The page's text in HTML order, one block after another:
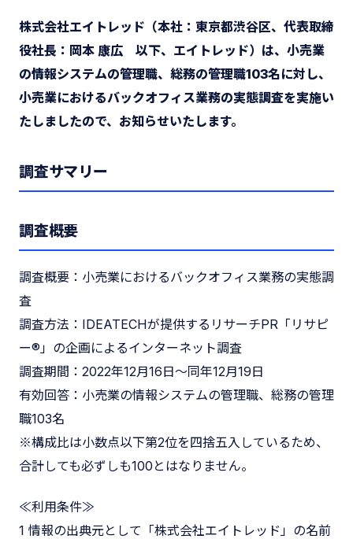
株式会社エイトレッド（本社：東京都渋谷区、代表取締
役社長：岡本 康広 以下、エイトレッド）は、小売業
の情報システムの管理職、総務の管理職103名に対し、
小売業におけるバックオフィス業務の実態調査を実施い
たしましたので、お知らせいたします。
調査サマリー
調査概要
調査概要：小売業におけるバックオフィス業務の実態調
査
調査方法：IDEATECHが提供するリサーチPR「リサピ
ー®︎」の企画によるインターネット調査
調査期間：2022年12月16日〜同年12月19日
有効回答：小売業の情報システムの管理職、総務の管理
職103名
※構成比は小数点以下第2位を四捨五入しているため、
合計しても必ずしも100とはなりません。
≪利用条件≫
1 情報の出典元として「株式会社エイトレッド」の名前